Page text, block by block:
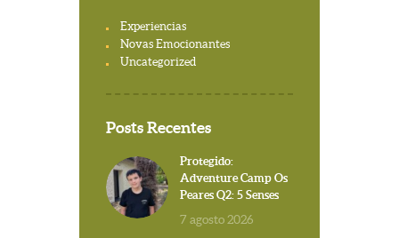
Experiencias
Novas Emocionantes
Uncategorized
Posts Recentes
Protegido:
Adventure Camp Os
Peares Q2: 5 Senses
7 agosto 2026